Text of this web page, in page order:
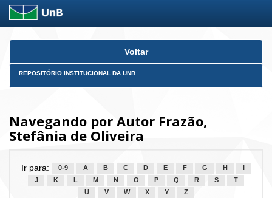
Skip
Voltar
REPOSITÓRIO INSTITUCIONAL DA UNB
Navegando por Autor Frazão,
Stefânia de Oliveira
Ir para: 0-9 A B C D E F G H
J
K L M N O P Q R S
T
U
V W X Y Z